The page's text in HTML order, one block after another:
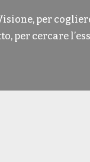
per
per cercare